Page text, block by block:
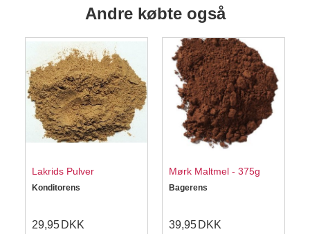
Andre købte også
Lakrids Pulver
Konditorens
29,95 DKK
Mørk Maltmel - 375g
Bagerens
39,95 DKK